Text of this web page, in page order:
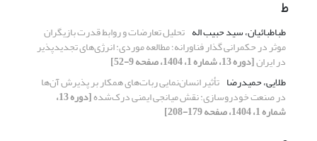
ط
طباطبائیان، سید حبیب اله تحلیل تعارضات و روابط قدرت بازیگران
موثر در حکمرانی گذار فناورانه؛ مطالعه موردی: انرژی‌های تجدیدپذیر
در ایران[دوره 13، شماره 1، 1404، صفحه 9-52]
طلایی، حمیدرضا تأثیر انسان‌نمایی ربات‌های همکار بر پذیرش آن‌ها
در صنعت خودروسازی: نقش میانجی ایمنی درک‌شده [دوره 13،
شماره 1، 1404، صفحه 179-208]